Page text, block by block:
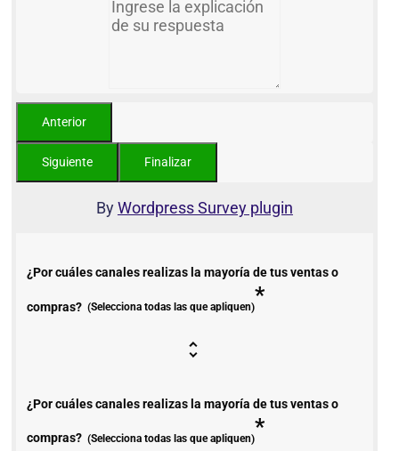
ByWordpress Survey plugin
¿Por cuáles canales realizas la mayoría de tus ventas o
compras? (Selecciona todas las que apliquen)*
¿Por cuáles canales realizas la mayoría de tus ventas o
compras? (Selecciona todas las que apliquen)*